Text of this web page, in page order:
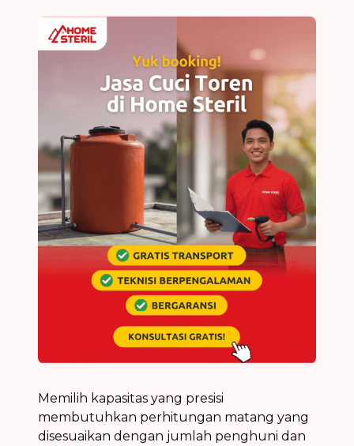
Memilih kapasitas yang presisi
membutuhkan perhitungan matang yang
disesuaikan dengan jumlah penghuni dan